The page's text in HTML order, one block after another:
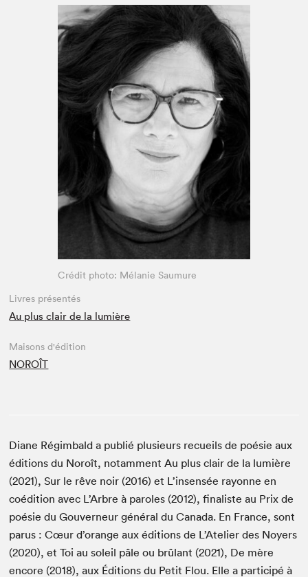
Espace enseignant·e·s
Espace pro
Crédit photo: Mélanie Saumure
Livres présentés
Au plus clair de la lumière
Maisons d'édition
NOROÎT
Diane Régimbald a publié plusieurs recueils de poésie aux
éditions du Noroît, notamment Au plus clair de la lumière
(2021), Sur le rêve noir (2016) et L’insensée rayonne en
coédition avec L’Arbre à paroles (2012), finaliste au Prix de
poésie du Gouverneur général du Canada. En France, sont
parus : Cœur d’orange aux éditions de L’Atelier des Noyers
(2020), et Toi au soleil pâle ou brûlant (2021), De mère
encore (2018), aux Éditions du Petit Flou. Elle a participé à